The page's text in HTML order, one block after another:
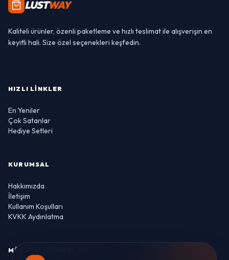
LUSTWAY
Kaliteli ürünler, özenli paketleme ve hızlı teslimat ile alışverişin en
keyifli hali. Size özel seçenekleri keşfedin.
HIZLI LINKLER
En Yeniler
Çok Satanlar
Hediye Setleri
KURUMSAL
Hakkımızda
İletişim
Kullanım Koşulları
KVKK Aydınlatma
MÜŞTERI HIZMETLERI